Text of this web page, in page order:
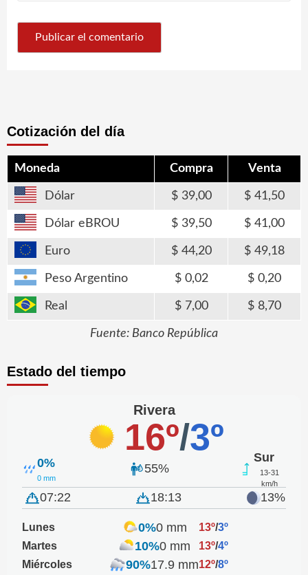
Cotización del día
Moneda Compra Venta
Dólar 39,00 41,50
Dólar eBROU 39,50 41,00
Euro 44,20 49,18
Peso Argentino 0,02 0,20
Real 7,00 8,70
Fuente: Banco República
Estado del tiempo
Rivera
16º/3º
0%
0 mm
55%
Sur
13-31
km/h
07:22 18:13 13%
Lunes 0%0 mm 13º/3º
Martes
10%0 mm 13º/4º
Miércoles
90%17.9 mm12º/8º